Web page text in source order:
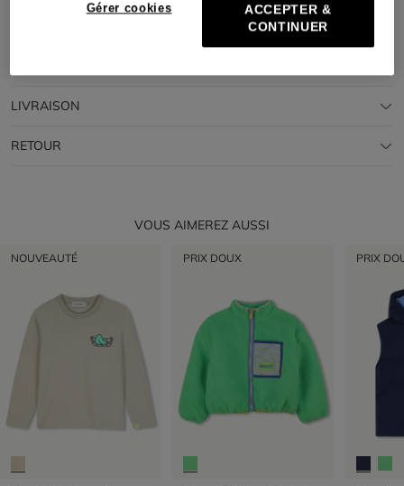
LIVRAISON
RETOUR
VOUS AIMEREZ AUSSI
NOUVEAUTÉ PRIX DOUX PRIX
Gérer cookies
ACCEPTER &
CONTINUER